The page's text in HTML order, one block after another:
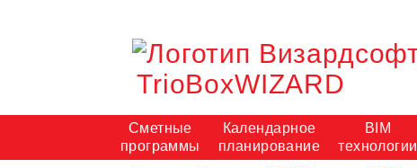
TrioBoxWIZARD
Сметные
программы
Календарное
планирование
BIM
технологии